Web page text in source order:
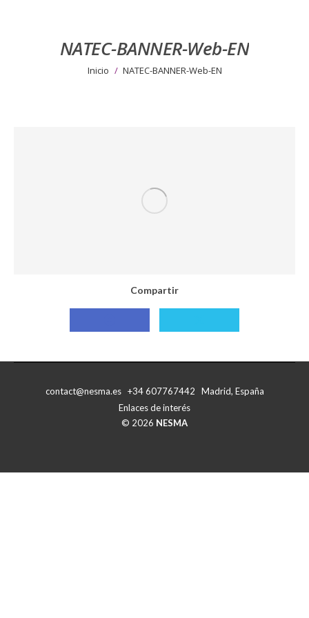
NATEC-BANNER-Web-EN
Estás aquí:
Inicio NATEC-BANNER-Web-EN
Compartir
Compartir
Compartir
contact@nesma.es +34 607767442 Madrid, España
Enlaces de interés
© 2026 NESMA